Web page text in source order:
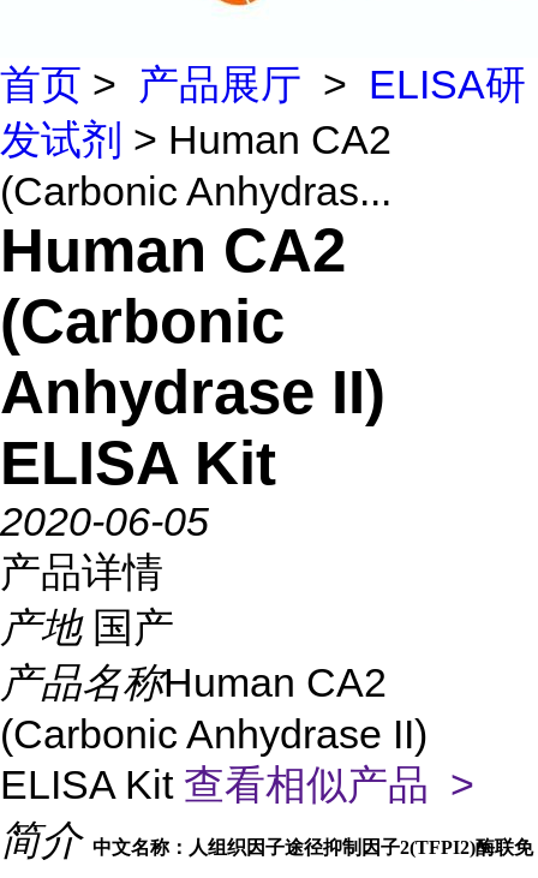
首页 > 产品展厅 > ELISA研
发试剂 > Human CA2
(Carbonic Anhydras...
Human CA2
(Carbonic
Anhydrase II)
ELISA Kit
2020-06-05
产品详情
产地 国产
产品名称Human CA2
(Carbonic Anhydrase II)
ELISA Kit 查看相似产品 >
简介 中文名称：人组织因子途径抑制因子2(TFPI2)酶联免